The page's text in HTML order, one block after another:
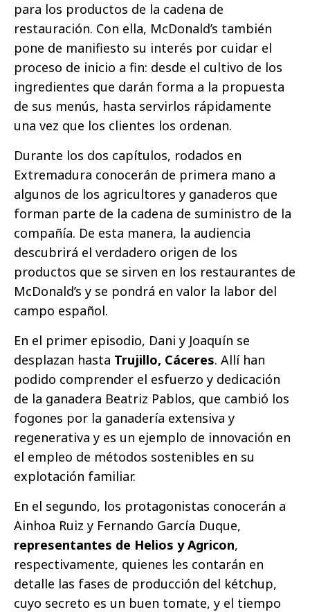
para los productos de la cadena de
restauración. Con ella, McDonald’s también
pone de manifiesto su interés por cuidar el
proceso de inicio a fin: desde el cultivo de los
ingredientes que darán forma a la propuesta
de sus menús, hasta servirlos rápidamente
una vez que los clientes los ordenan.
Durante los dos capítulos, rodados en
Extremadura conocerán de primera mano a
algunos de los agricultores y ganaderos que
forman parte de la cadena de suministro de la
compañía. De esta manera, la audiencia
descubrirá el verdadero origen de los
productos que se sirven en los restaurantes de
McDonald’s y se pondrá en valor la labor del
campo español.
En el primer episodio, Dani y Joaquín se
desplazan hasta Trujillo, Cáceres. Allí han
podido comprender el esfuerzo y dedicación
de la ganadera Beatriz Pablos, que cambió los
fogones por la ganadería extensiva y
regenerativa y es un ejemplo de innovación en
el empleo de métodos sostenibles en su
explotación familiar.
En el segundo, los protagonistas conocerán a
Ainhoa Ruiz y Fernando García Duque,
representantes de Helios y Agricon,
respectivamente, quienes les contarán en
detalle las fases de producción del kétchup,
cuyo secreto es un buen tomate, y el tiempo